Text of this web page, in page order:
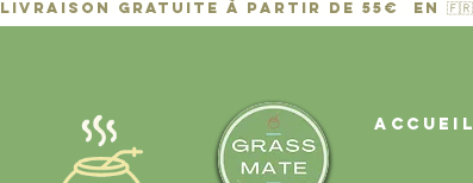
ACCUEIL